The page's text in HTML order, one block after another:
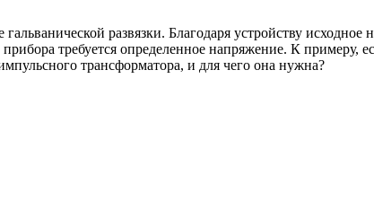
развязки. Благодаря устройству исходное
требуется определенное напряжение. К примеру,
трансформатора, и для чего она нужна?